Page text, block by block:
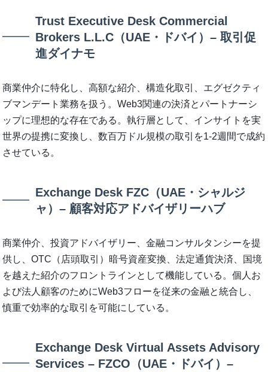
Trust Executive Desk Commercial
Brokers L.L.C（UAE・ドバイ）– 取引促
進ダイナモ
商業仲介に特化し、高額な紹介、構造化取引、エグゼクティ
ブマンデート業務を扱う。Web3関連の決済とパートナーシ
ップに理想的な存在である。執行層として、インサイトを実
世界の提携に変換し、数百万ドル規模の取引を1-2週間で成約
させている。
Exchange Desk FZC（UAE・シャルジ
ャ）– 顧客対応アドバイザリーハブ
商業仲介、投資アドバイザリー、金融コンサルタンシーを提
供し、OTC（店頭取引）暗号資産変換、法定通貨決済、国境
を越えた紹介のフロントラインとして機能している。個人お
よび法人顧客のためにWeb3フローを従来の金融と統合し、
慎重で効率的な取引を可能にしている。
Exchange Desk Virtual Assets Advisory
Services – FZCO（UAE・ドバイ）–